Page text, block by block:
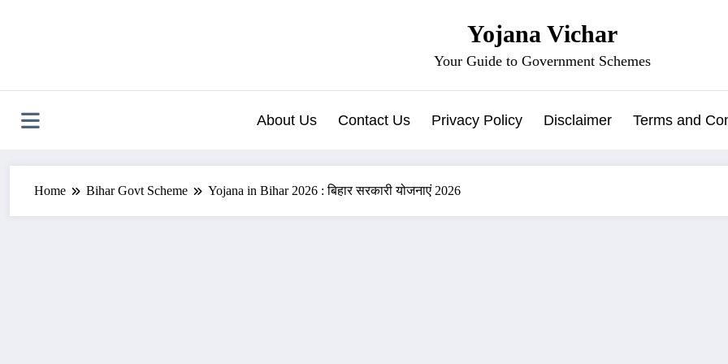
Yojana Vichar
Your Guide to Government Schemes
About Us Contact Us Privacy Policy Disclaimer Terms and
Home Bihar Govt Scheme Yojana in Bihar 2026 : बिहार सरकारी योजनाएं 2026